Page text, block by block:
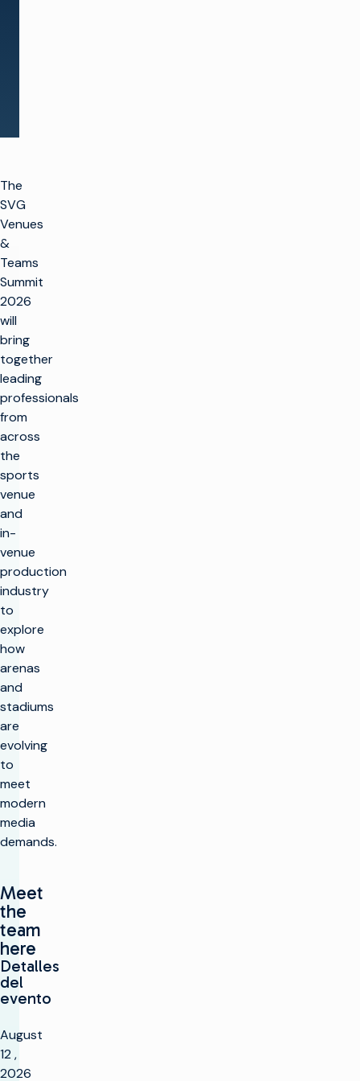
The
SVG
Venues
&
Teams
Summit
2026
will
bring
together
leading
professionals
from
across
the
sports
venue
and
in-
venue
production
industry
to
explore
how
arenas
and
stadiums
are
evolving
to
meet
modern
media
demands.
Meet
the
team
here
Detalles
del
evento
August
12 ,
2026